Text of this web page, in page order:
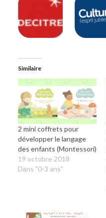
Similaire
2 mini coffrets pour
développer le langage
des enfants (Montessori)
19 octobre 2018
Dans "0-3 ans"